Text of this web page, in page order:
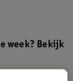
week? Bekijk